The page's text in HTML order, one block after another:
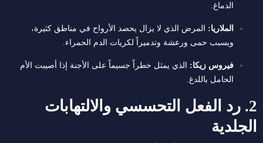
الدماغ.
الملاريا: المرض الذي لا يزال يحصد الأرواح في مناطق كثيرة،
ويسبب حمى ورعشة وتدميراً لكريات الدم الحمراء.
فيروس زيكا: الذي يمثل خطراً جسيماً على الأجنة إذا أصيبت الأم
الحامل باللدغ.
2. رد الفعل التحسسي والالتهابات
الجلدية